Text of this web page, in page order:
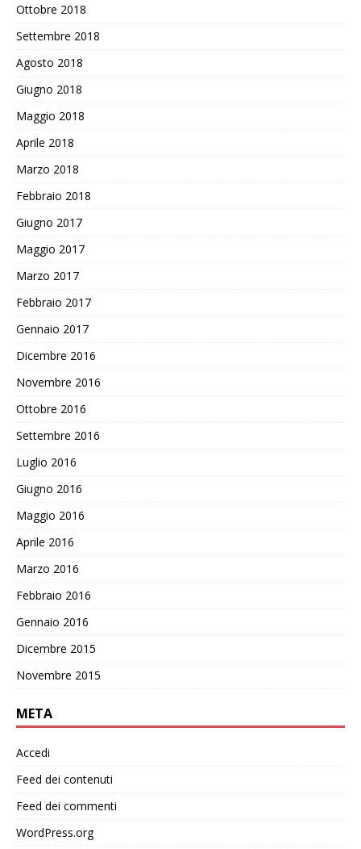
Ottobre 2018
Settembre 2018
Agosto 2018
Giugno 2018
Maggio 2018
Aprile 2018
Marzo 2018
Febbraio 2018
Giugno 2017
Maggio 2017
Marzo 2017
Febbraio 2017
Gennaio 2017
Dicembre 2016
Novembre 2016
Ottobre 2016
Settembre 2016
Luglio 2016
Giugno 2016
Maggio 2016
Aprile 2016
Marzo 2016
Febbraio 2016
Gennaio 2016
Dicembre 2015
Novembre 2015
META
Accedi
Feed dei contenuti
Feed dei commenti
WordPress.org